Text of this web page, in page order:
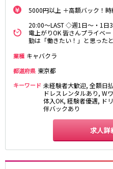
5000円以上 ＋高額バック！時
20:00～LAST ◇週1日～・1
電上がりOK 皆さんプライベ
勤は「働きたい！」と思った
業種 キャバクラ
都道府県 東京都
キーワード 未経験者大歓迎, 全額日
ドレスレンタルあり, W
体入OK, 経験者優遇, ド
伴バックあり
求人詳
自由が丘・学芸大学
駒込・日暮里
成
荻窪・阿佐ヶ谷
浅
下北沢・経堂
東陽町・門前仲町
目黒・中目黒
綾瀬・竹ノ塚・西新井
調
高円寺
国
亀有・金町
明大前・烏山
高
守谷
大
西麻布
JR中央・総武線
千葉駅
錦
新宿駅
船橋駅
中野駅
本
西船橋駅
津
亀戸駅
高円寺駅
荻
阿
平井駅
稲